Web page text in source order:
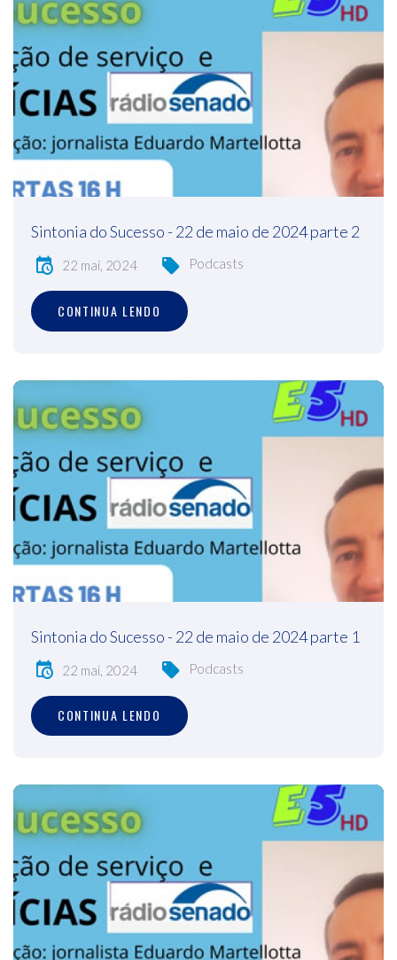
Sintonia do Sucesso - 22 de maio de 2024 parte 2
22 mai, 2024 Podcasts
CONTINUA LENDO
Sintonia do Sucesso - 22 de maio de 2024 parte 1
22 mai, 2024 Podcasts
CONTINUA LENDO